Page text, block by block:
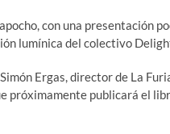
con una presentación
lumínica del colectivo
Ergas, director de La
próximamente publicará el